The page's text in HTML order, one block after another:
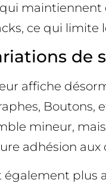
maintiennent
ce qui
de
affiche
Boutons,
mineur,
adhésion aux
plus